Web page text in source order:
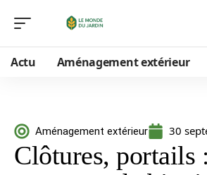
Actu Aménagement extérieur
Aménagement extérieur 30
Clôtures, portails